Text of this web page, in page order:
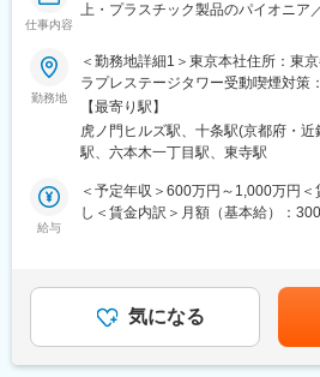
■就業環境：
・フレックスタイム制度有
■本ポジションの魅力：
積水化学グループが社会に提供して
のを実現化し、ダイレクトに貢献実
いを感じています。
フライン」「高機能プラスチックス
り、幅広い領域において価値発揮し
益を達成しています。「100年経っ
プであり続ける」ことを目標に、さ
仕事内容
上・プラスチック製品のパイオニア
数15.2年・全社平均残業時間16.8時
◆職務内容：
水活用・水循環(MABR)の事業拡大
ィング（技サ）をお任せします。
FY25下期から国内向けの試販を開始
国内展開と並行して、海外展開も開
業務としては、国内外の顧客(民間工
策定を担っていただく可能性もあり
勤務地
＜勤務地詳細1＞東京本社住所：東
ラプレステージタワー受動喫煙対策
務地詳細2＞京都研究所住所：京都
2 受動喫煙対策：屋内全面禁煙変更
（リモートワーク含む）
【最寄り駅】
虎ノ門ヒルズ駅、十条駅(京都府・
駅、六本木一丁目駅、東寺駅
給与
＜予定年収＞600万円～1,000万円
し＜賃金内訳＞月額（基本給）：
て上下する可能性があります。月
です。 気になる